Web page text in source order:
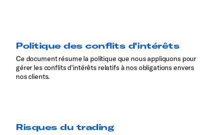
Politique des conflits d'intérêts
Ce document résume la politique que nous appliquons pour
gérer les conflits d'intérêts relatifs à nos obligations envers
nos clients.
Risques du trading